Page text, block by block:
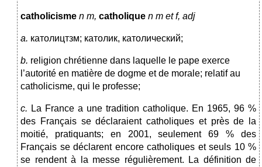
catholicisme n m, catholique n m et f, adj
a. католицтзм; католик, католический;
b. religion chrétienne dans laquelle le pape exerce
l’autorité en matière de dogme et de morale; relatif au
catholicisme, qui le professe;
c. La France a une tradition catholique. En 1965, 96 %
des Français se déclaraient catholiques et près de la
moitié, pratiquants; en 2001, seulement 69 % des
Français se déclarent encore catholiques et seuls 10 %
se rendent à la messe régulièrement. La définition de